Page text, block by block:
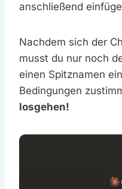
anschließend
Nachdem sich der
musst du nur noch
einen Spitznamen
Bedingungen
losgehen!